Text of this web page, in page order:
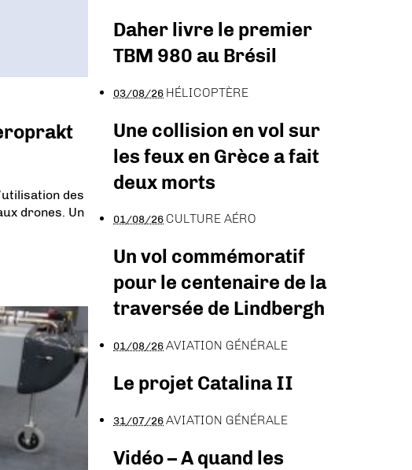
des
drones. Un
Daher livre le premier
TBM 980 au Brésil
03/08/26 HÉLICOPTÈRE
Une collision en vol sur
les feux en Grèce a fait
deux morts
01/08/26 CULTURE AÉRO
Un vol commémoratif
pour le centenaire de la
traversée de Lindbergh
01/08/26AVIATION GÉNÉRALE
Le projet Catalina II
31/07/26AVIATION GÉNÉRALE
Vidéo – A quand les